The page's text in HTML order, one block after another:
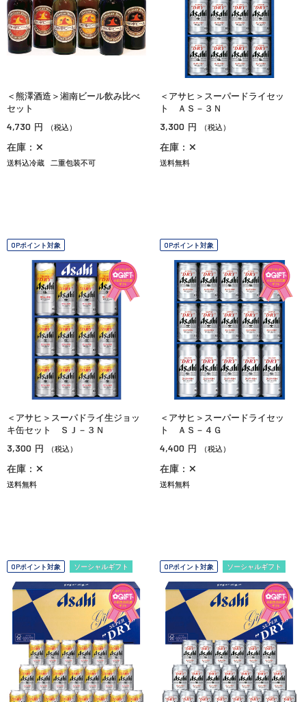
＜熊澤酒造＞湘南ビール飲み比べ
セット
4,730 円 （税込）
在庫：✕
送料込冷蔵 二重包装不可
＜アサヒ＞スーパードライセッ
ト ＡＳ－３Ｎ
3,300 円 （税込）
在庫：✕
送料無料
OPポイント対象
＜アサヒ＞スーパドライ生ジョッ
キ缶セット ＳＪ－３Ｎ
3,300 円 （税込）
在庫：✕
送料無料
OPポイント対象
＜アサヒ＞スーパードライセッ
ト ＡＳ－４Ｇ
4,400 円 （税込）
在庫：✕
送料無料
OPポイント対象 ソーシャルギフト OPポイント対象 ソーシャルギフト